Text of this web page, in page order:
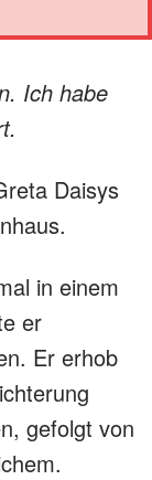
Ich habe
Daisys
in einem
er
Er erhob
gefolgt von